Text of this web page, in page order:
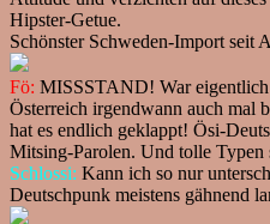
Hipster-Getue.
Schönster Schweden-Import seit
Fö: MISSSTAND! War eigentlich
Österreich irgendwann auch mal
hat es endlich geklappt! Ösi-
Mitsing-Parolen. Und tolle Typen
Schlossi: Kann ich so nur
Deutschpunk meistens gähnend